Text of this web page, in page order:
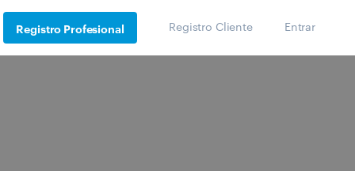
Registro Profesional Registro Cliente Entrar